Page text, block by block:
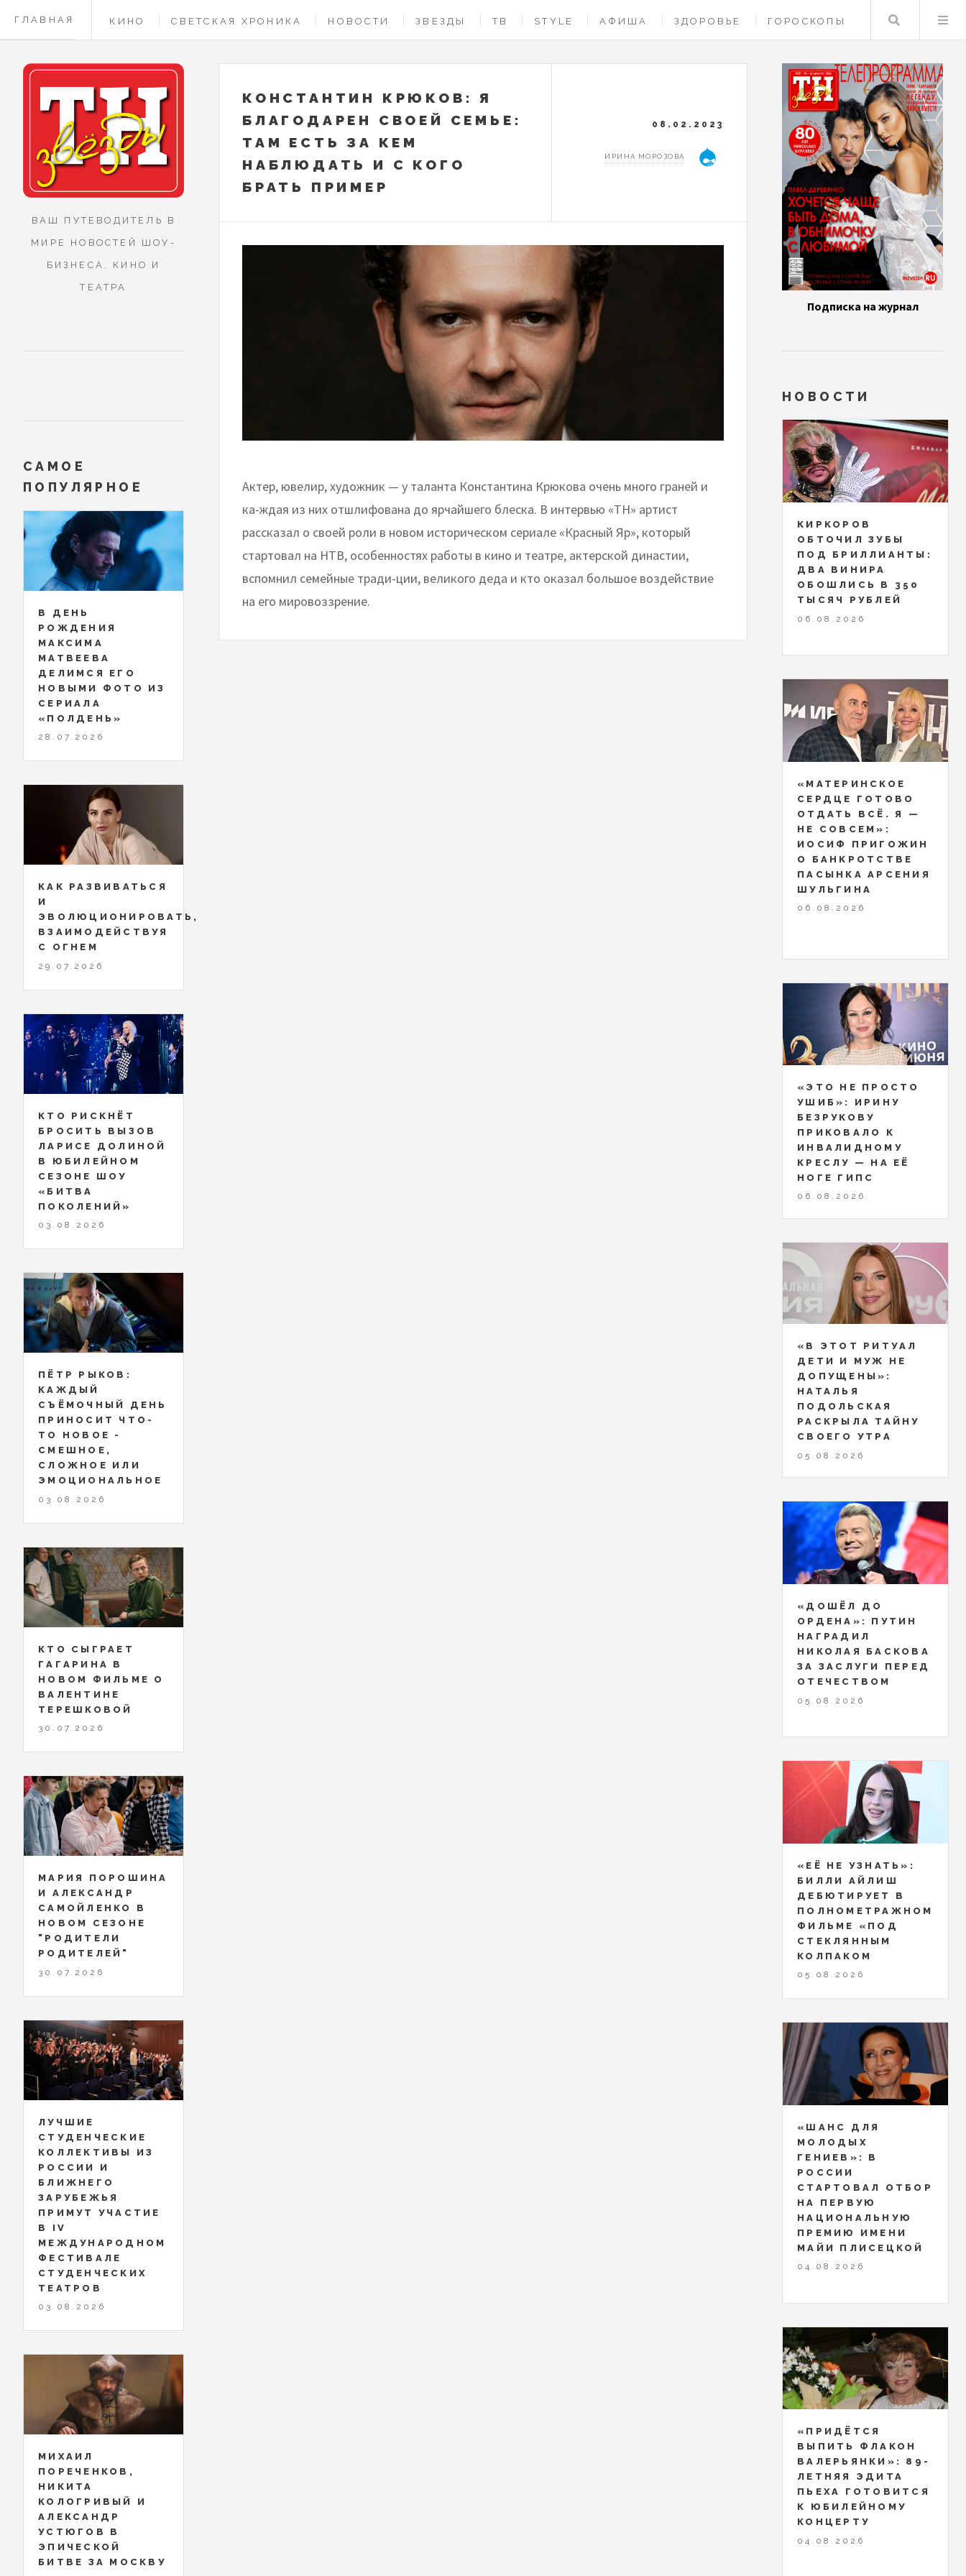
ГЛАВНАЯ КИНО СВЕТСКАЯ ХРОНИКА НОВОСТИ ЗВЕЗДЫ ТВ STYLE АФИША ЗДОРОВЬЕ ГОРОСКОПЫ
КОНТАКТЫ
Поиск
КОНСТАНТИН КРЮКОВ: Я
БЛАГОДАРЕН СВОЕЙ СЕМЬЕ:
ТАМ ЕСТЬ ЗА КЕМ
НАБЛЮДАТЬ И С КОГО
БРАТЬ ПРИМЕР
08.02.2023
ИРИНА МОРОЗОВА
Актер, ювелир, художник — у таланта Константина Крюкова очень много граней и
ка-ждая из них отшлифована до ярчайшего блеска. В интервью «ТН» артист
рассказал о своей роли в новом историческом сериале «Красный Яр», который
стартовал на НТВ, особенностях работы в кино и театре, актерской династии,
вспомнил семейные тради-ции, великого деда и кто оказал большое воздействие
на его мировоззрение.
ВАШ ПУТЕВОДИТЕЛЬ В
МИРЕ НОВОСТЕЙ ШОУ-
БИЗНЕСА, КИНО И
ТЕАТРА
САМОЕ
ПОПУЛЯРНОЕ
В ДЕНЬ
РОЖДЕНИЯ
МАКСИМА
МАТВЕЕВА
ДЕЛИМСЯ ЕГО
НОВЫМИ ФОТО ИЗ
СЕРИАЛА
«ПОЛДЕНЬ»
28.07.2026
КАК РАЗВИВАТЬСЯ
И
ЭВОЛЮЦИОНИРОВАТЬ,
ВЗАИМОДЕЙСТВУЯ
С ОГНЕМ
29.07.2026
КТО РИСКНЁТ
БРОСИТЬ ВЫЗОВ
ЛАРИСЕ ДОЛИНОЙ
В ЮБИЛЕЙНОМ
СЕЗОНЕ ШОУ
«БИТВА
ПОКОЛЕНИЙ»
03.08.2026
ПЁТР РЫКОВ:
КАЖДЫЙ
СЪЁМОЧНЫЙ ДЕНЬ
ПРИНОСИТ ЧТО-
ТО НОВОЕ -
СМЕШНОЕ,
СЛОЖНОЕ ИЛИ
ЭМОЦИОНАЛЬНОЕ
03.08.2026
КТО СЫГРАЕТ
ГАГАРИНА В
НОВОМ ФИЛЬМЕ О
ВАЛЕНТИНЕ
ТЕРЕШКОВОЙ
30.07.2026
МАРИЯ ПОРОШИНА
И АЛЕКСАНДР
САМОЙЛЕНКО В
НОВОМ СЕЗОНЕ
"РОДИТЕЛИ
РОДИТЕЛЕЙ"
30.07.2026
ЛУЧШИЕ
СТУДЕНЧЕСКИЕ
КОЛЛЕКТИВЫ ИЗ
РОССИИ И
БЛИЖНЕГО
ЗАРУБЕЖЬЯ
ПРИМУТ УЧАСТИЕ
В IV
МЕЖДУНАРОДНОМ
ФЕСТИВАЛЕ
СТУДЕНЧЕСКИХ
ТЕАТРОВ
03.08.2026
МИХАИЛ
ПОРЕЧЕНКОВ,
НИКИТА
КОЛОГРИВЫЙ И
АЛЕКСАНДР
УСТЮГОВ В
ЭПИЧЕСКОЙ
БИТВЕ ЗА МОСКВУ
Подписка на журнал
НОВОСТИ
КИРКОРОВ
ОБТОЧИЛ ЗУБЫ
ПОД БРИЛЛИАНТЫ:
ДВА ВИНИРА
ОБОШЛИСЬ В 350
ТЫСЯЧ РУБЛЕЙ
06.08.2026
«МАТЕРИНСКОЕ
СЕРДЦЕ ГОТОВО
ОТДАТЬ ВСЁ. Я —
НЕ СОВСЕМ»:
ИОСИФ ПРИГОЖИН
О БАНКРОТСТВЕ
ПАСЫНКА АРСЕНИЯ
ШУЛЬГИНА
06.08.2026
«ЭТО НЕ ПРОСТО
УШИБ»: ИРИНУ
БЕЗРУКОВУ
ПРИКОВАЛО К
ИНВАЛИДНОМУ
КРЕСЛУ — НА ЕЁ
НОГЕ ГИПС
06.08.2026
«В ЭТОТ РИТУАЛ
ДЕТИ И МУЖ НЕ
ДОПУЩЕНЫ»:
НАТАЛЬЯ
ПОДОЛЬСКАЯ
РАСКРЫЛА ТАЙНУ
СВОЕГО УТРА
05.08.2026
«ДОШЁЛ ДО
ОРДЕНА»: ПУТИН
НАГРАДИЛ
НИКОЛАЯ БАСКОВА
ЗА ЗАСЛУГИ ПЕРЕД
ОТЕЧЕСТВОМ
05.08.2026
«ЕЁ НЕ УЗНАТЬ»:
БИЛЛИ АЙЛИШ
ДЕБЮТИРУЕТ В
ПОЛНОМЕТРАЖНОМ
ФИЛЬМЕ «ПОД
СТЕКЛЯННЫМ
КОЛПАКОМ
05.08.2026
«ШАНС ДЛЯ
МОЛОДЫХ
ГЕНИЕВ»: В
РОССИИ
СТАРТОВАЛ ОТБОР
НА ПЕРВУЮ
НАЦИОНАЛЬНУЮ
ПРЕМИЮ ИМЕНИ
МАЙИ ПЛИСЕЦКОЙ
04.08.2026
«ПРИДЁТСЯ
ВЫПИТЬ ФЛАКОН
ВАЛЕРЬЯНКИ»: 89-
ЛЕТНЯЯ ЭДИТА
ПЬЕХА ГОТОВИТСЯ
К ЮБИЛЕЙНОМУ
КОНЦЕРТУ
04.08.2026